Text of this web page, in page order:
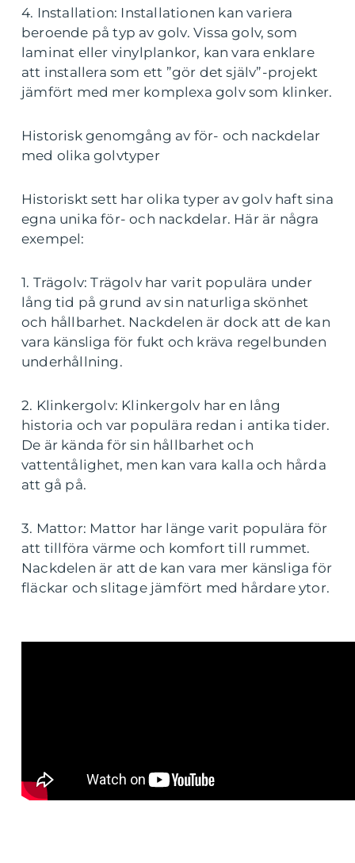
4. Installation: Installationen kan variera
beroende på typ av golv. Vissa golv, som
laminat eller vinylplankor, kan vara enklare
att installera som ett ”gör det själv”-projekt
jämfört med mer komplexa golv som klinker.
Historisk genomgång av för- och nackdelar
med olika golvtyper
Historiskt sett har olika typer av golv haft sina
egna unika för- och nackdelar. Här är några
exempel:
1. Trägolv: Trägolv har varit populära under
lång tid på grund av sin naturliga skönhet
och hållbarhet. Nackdelen är dock att de kan
vara känsliga för fukt och kräva regelbunden
underhållning.
2. Klinkergolv: Klinkergolv har en lång
historia och var populära redan i antika tider.
De är kända för sin hållbarhet och
vattentålighet, men kan vara kalla och hårda
att gå på.
3. Mattor: Mattor har länge varit populära för
att tillföra värme och komfort till rummet.
Nackdelen är att de kan vara mer känsliga för
fläckar och slitage jämfört med hårdare ytor.